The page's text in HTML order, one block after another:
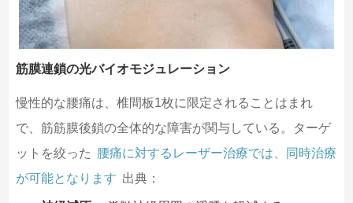
筋膜連鎖の光バイオモジュレーション
慢性的な腰痛は、椎間板1枚に限定されることはまれ
で、筋筋膜後鎖の全体的な障害が関与している。ターゲ
ットを絞った
腰痛に対するレーザー治療では、同時治療
が可能となります 出典：